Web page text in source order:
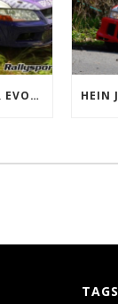
ARJEN DE KONING LANCER EVOLUTION 7 GRP A
TAGS